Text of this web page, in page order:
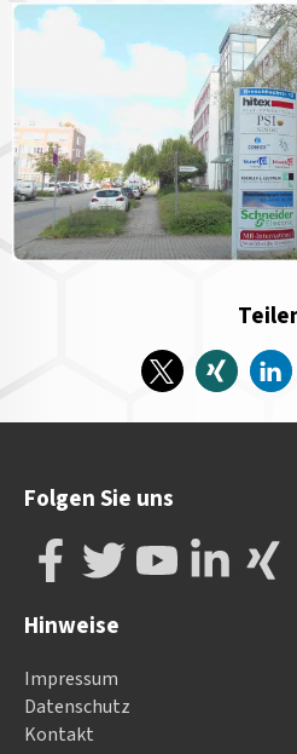
Folgen Sie uns
Hinweise
Impressum
Datenschutz
Kontakt